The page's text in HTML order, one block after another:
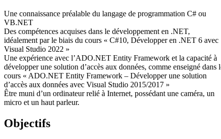
Une connaissance préalable du langage de programmation C# ou
VB.NET
Des compétences acquises dans le développement en .NET,
idéalement par le biais du cours « C#10, Développer en .NET 6 avec
Visual Studio 2022 »
Une expérience avec l’ADO.NET Entity Framework et la capacité à
développer une solution d’accès aux données, comme enseigné dans
cours « ADO.NET Entity Framework – Développer une solution
d’accès aux données avec Visual Studio 2015/2017 »
Être muni d’un ordinateur relié à Internet, possédant une caméra, un
micro et un haut parleur.
Objectifs